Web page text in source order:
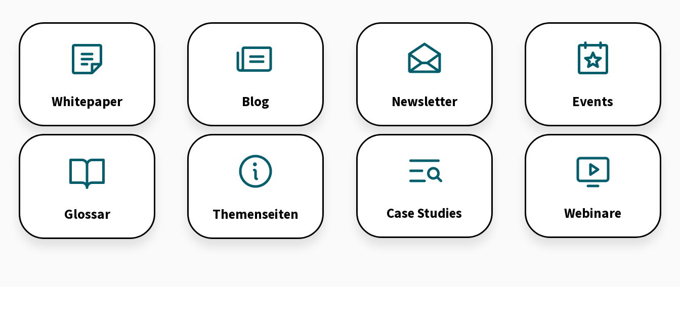
Whitepaper Blog Newsletter Events
Glossar Themenseiten Case Studies Webinare